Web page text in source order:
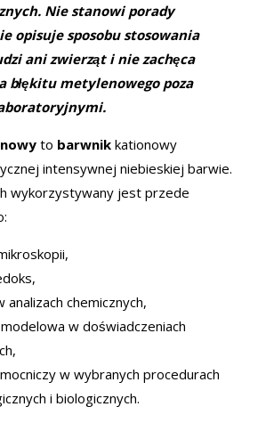
Nie stanowi porady
opisuje sposobu stosowania
ani zwierząt i nie zachęca
błękitu metylenowego poza
to barwnik kationowy
intensywnej niebieskiej barwie.
wykorzystywany jest przede
analizach chemicznych,
w doświadczeniach
w wybranych procedurach
i biologicznych.